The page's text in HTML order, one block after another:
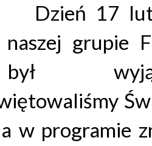
Dzień 17
naszej grupie
był
w programie